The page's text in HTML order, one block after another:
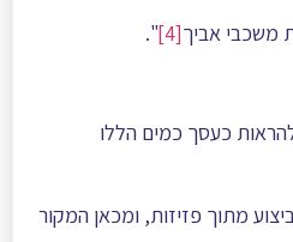
משכבי אביך[4]
".
כעסך כמים הללו
מתוך פזיזות, ומכאן המקור